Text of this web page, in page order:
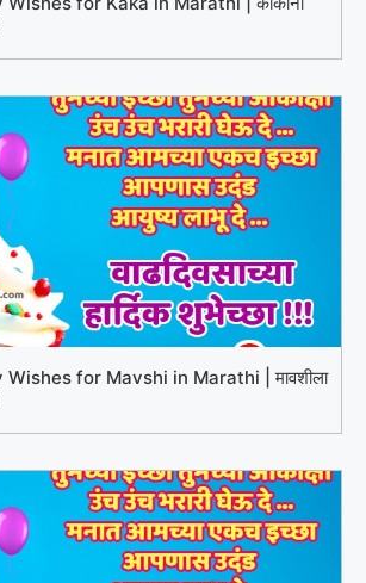
for Mavshi in Marathi | मावशीला